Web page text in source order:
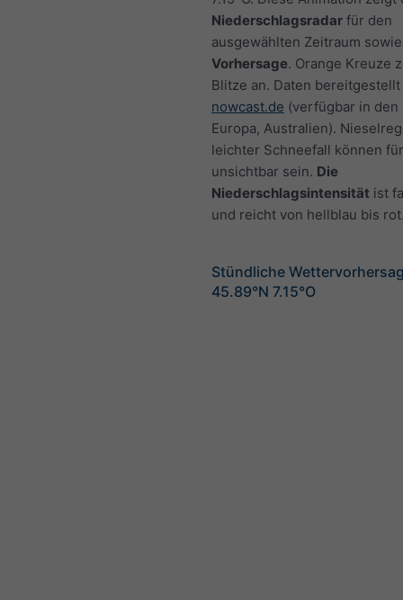
Niederschlagsradar für den
ausgewählten Zeitraum
Vorhersage. Orange Kreuze
Blitze an. Daten
nowcast.de (verfügbar in den
Europa, Australien).
leichter Schneefall können
unsichtbar sein. Die
Niederschlagsintensität ist
und reicht von hellblau bis
Stündliche
45.89°N 7.15°O